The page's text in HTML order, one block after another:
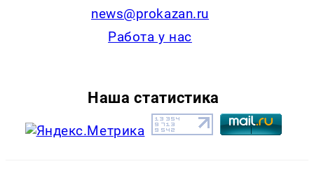
news@prokazan.ru
Работа у нас
Наша статистика